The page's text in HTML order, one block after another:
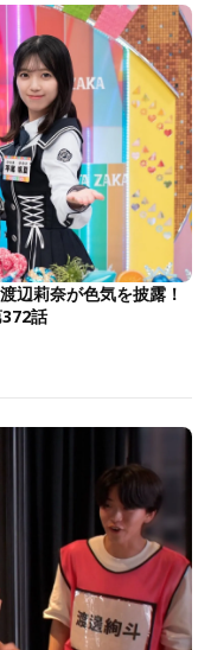
辺莉奈が色気を披露！
話